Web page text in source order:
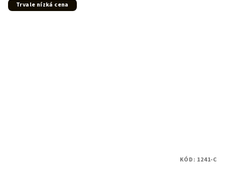
Trvale nízká cena
KÓD: 1241-C